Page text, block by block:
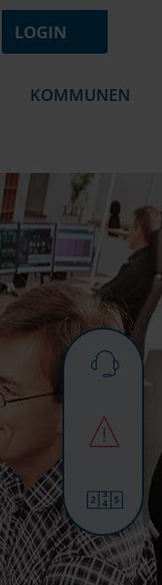
LOGIN
KOMMUNEN